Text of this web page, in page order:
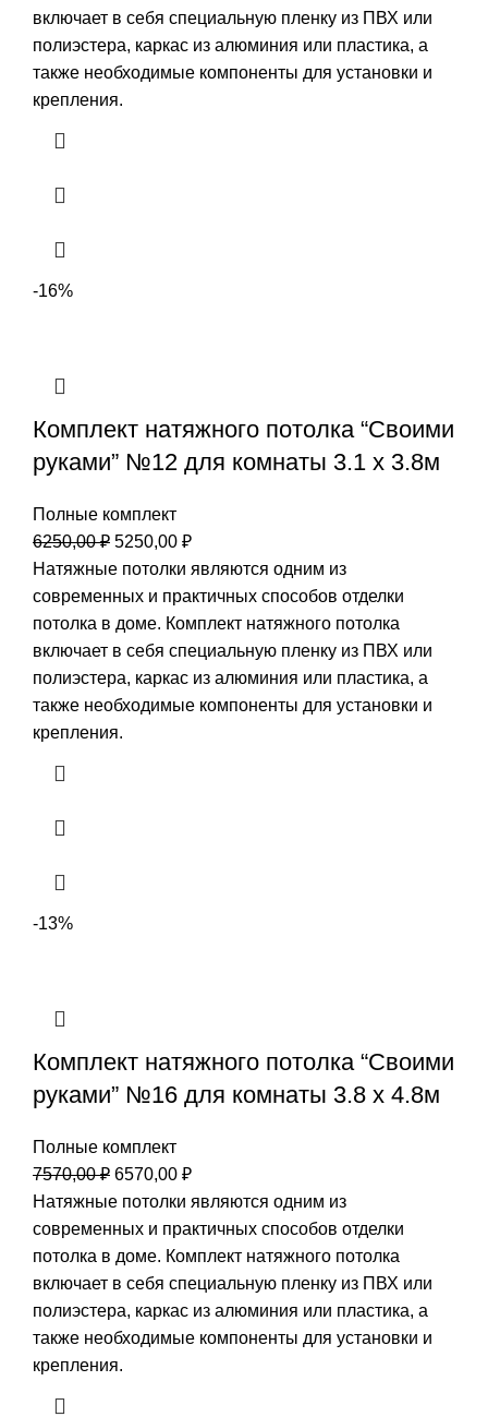
включает в себя специальную пленку из ПВХ или
полиэстера, каркас из алюминия или пластика, а
также необходимые компоненты для установки и
крепления.
-16%
Комплект натяжного потолка “Своими
руками” №12 для комнаты 3.1 х 3.8м
Полные комплект
6250,00₽ Первоначальная
цена
составляла
6250,00 ₽.
5250,00 ₽Текущая
цена:
5250,00 ₽.
Натяжные потолки являются одним из
современных и практичных способов отделки
потолка в доме. Комплект натяжного потолка
включает в себя специальную пленку из ПВХ или
полиэстера, каркас из алюминия или пластика, а
также необходимые компоненты для установки и
крепления.
-13%
Комплект натяжного потолка “Своими
руками” №16 для комнаты 3.8 х 4.8м
Полные комплект
7570,00₽ Первоначальная
цена
составляла
7570,00 ₽.
6570,00 ₽Текущая
цена:
6570,00 ₽.
Натяжные потолки являются одним из
современных и практичных способов отделки
потолка в доме. Комплект натяжного потолка
включает в себя специальную пленку из ПВХ или
полиэстера, каркас из алюминия или пластика, а
также необходимые компоненты для установки и
крепления.